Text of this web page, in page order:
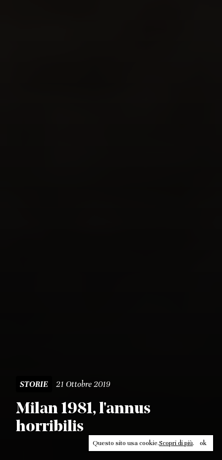
STORIE 21 Ottobre 2019
Milan 1981, l'annus
horribilis
Questo sito usa cookie.Scopri di più. ok